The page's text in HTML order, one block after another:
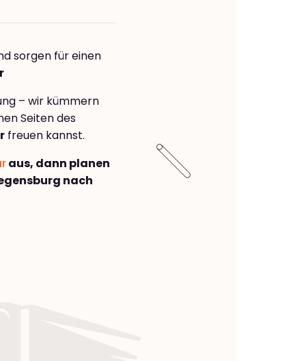
sorgen für einen
– wir kümmern
Seiten des
freuen kannst.
aus, dann planen
nach